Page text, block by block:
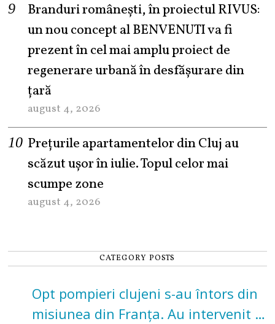
Branduri românești, în proiectul RIVUS:
un nou concept al BENVENUTI va fi
prezent în cel mai amplu proiect de
regenerare urbană în desfășurare din
țară
august 4, 2026
Prețurile apartamentelor din Cluj au
scăzut ușor în iulie. Topul celor mai
scumpe zone
august 4, 2026
CATEGORY POSTS
Opt pompieri clujeni s-au întors din
misiunea din Franța. Au intervenit la